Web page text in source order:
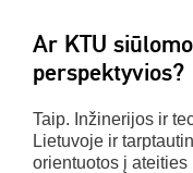
Ar KTU
perspektyvios?
Taip. Inžinerijos ir
Lietuvoje ir
orientuotos į